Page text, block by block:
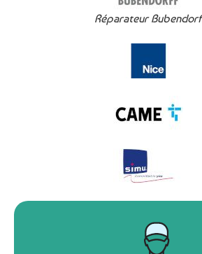
Réparateur Bubendorf